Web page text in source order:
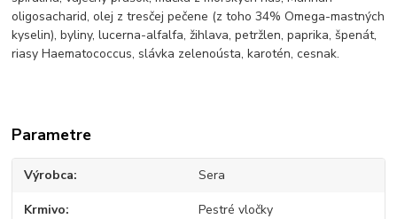
oligosacharid, olej z tresčej pečene (z toho 34% Omega-mastných
kyselin), byliny, lucerna-alfalfa, žihlava, petržlen, paprika, špenát,
riasy Haematococcus, slávka zelenoústa, karotén, cesnak.
Parametre
Výrobca Sera
Krmivo Pestré vločky